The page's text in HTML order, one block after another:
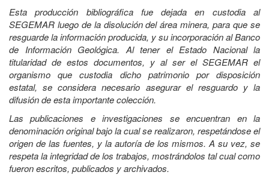
Esta producción bibliográfica fue dejada en custodia al
SEGEMAR luego de la disolución del área minera, para que se
resguarde la información producida, y su incorporación al Banco
de Información Geológica. Al tener el Estado Nacional la
titularidad de estos documentos, y al ser el SEGEMAR el
organismo que custodia dicho patrimonio por disposición
estatal, se considera necesario asegurar el resguardo y la
difusión de esta importante colección.
Las publicaciones e investigaciones se encuentran en la
denominación original bajo la cual se realizaron, respetándose el
origen de las fuentes, y la autoría de los mismos. A su vez, se
respeta la integridad de los trabajos, mostrándolos tal cual como
fueron escritos, publicados y archivados.